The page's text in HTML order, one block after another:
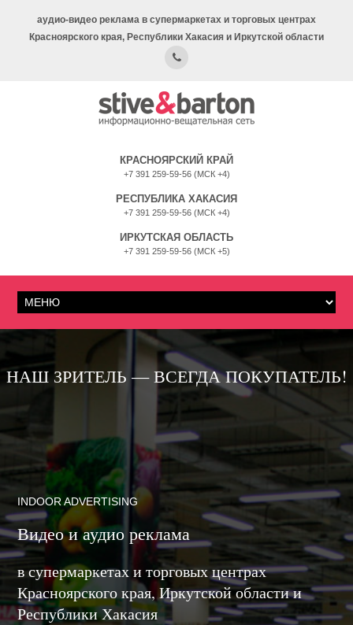
аудио-видео реклама в супермаркетах и торговых центрах
Красноярского края, Республики Хакасия и Иркутской области
КРАСНОЯРСКИЙ КРАЙ
+7 391 259-59-56 (МСК +4)
РЕСПУБЛИКА ХАКАСИЯ
+7 391 259-59-56 (МСК +4)
ИРКУТСКАЯ ОБЛАСТЬ
+7 391 259-59-56 (МСК +5)
НАШ ЗРИТЕЛЬ — ВСЕГДА ПОКУПАТЕЛЬ!
INDOOR ADVERTISING
Видео и аудио реклама
в супермаркетах и торговых центрах
Красноярского края, Иркутской области и
Республики Хакасия